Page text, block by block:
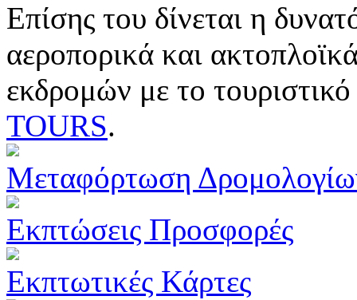
Επίσης του δίνεται η
αεροπορικά και
εκδρομών με το
TOURS.
Μεταφόρτωση
Εκπτώσεις Προσφορές
Εκπτωτικές Κάρτες